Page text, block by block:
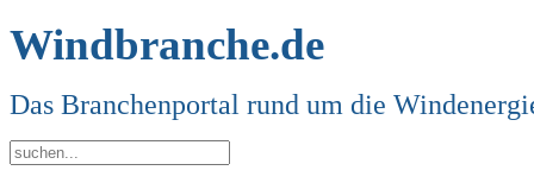
Windbranche.de
Das Branchenportal rund um die